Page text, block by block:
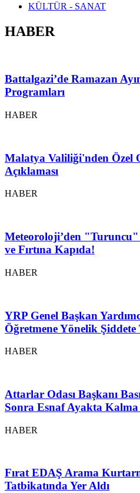
KÜLTÜR - SANAT
HABER
Battalgazi’de Ramazan
Programları
HABER
Malatya Valiliği'nden Özel
Açıklaması
HABER
Meteoroloji’den
ve Fırtına Kapıda!
HABER
YRP Genel Başkan
Öğretmene Yönelik Şiddete
HABER
Attarlar Odası Başkanı
Sonra Esnaf Ayakta
HABER
Fırat EDAŞ Arama
Tatbikatında Yer Aldı